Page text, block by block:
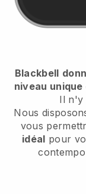
Blackbell
niveau
Il n'y
Nous
vous
idéal pour